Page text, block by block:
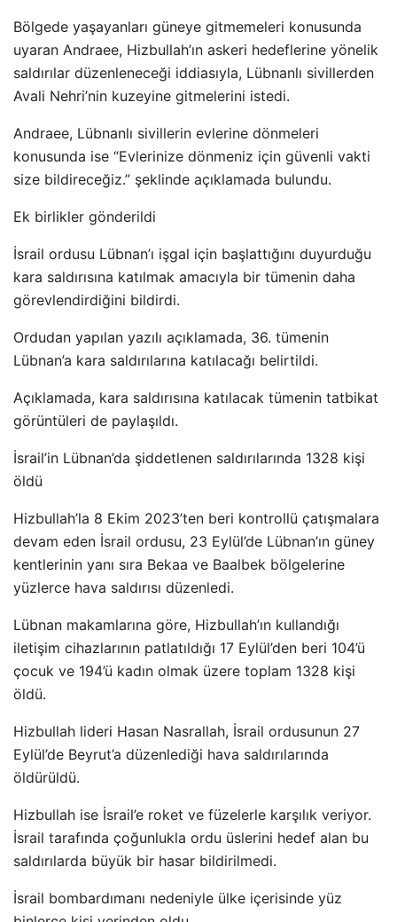
Bölgede yaşayanları güneye gitmemeleri konusunda
uyaran Andraee, Hizbullah’ın askeri hedeflerine yönelik
saldırılar düzenleneceği iddiasıyla, Lübnanlı sivillerden
Avali Nehri’nin kuzeyine gitmelerini istedi.
Andraee, Lübnanlı sivillerin evlerine dönmeleri
konusunda ise “Evlerinize dönmeniz için güvenli vakti
size bildireceğiz.” şeklinde açıklamada bulundu.
Ek birlikler gönderildi
İsrail ordusu Lübnan’ı işgal için başlattığını duyurduğu
kara saldırısına katılmak amacıyla bir tümenin daha
görevlendirdiğini bildirdi.
Ordudan yapılan yazılı açıklamada, 36. tümenin
Lübnan’a kara saldırılarına katılacağı belirtildi.
Açıklamada, kara saldırısına katılacak tümenin tatbikat
görüntüleri de paylaşıldı.
İsrail’in Lübnan’da şiddetlenen saldırılarında 1328 kişi
öldü
Hizbullah’la 8 Ekim 2023’ten beri kontrollü çatışmalara
devam eden İsrail ordusu, 23 Eylül’de Lübnan’ın güney
kentlerinin yanı sıra Bekaa ve Baalbek bölgelerine
yüzlerce hava saldırısı düzenledi.
Lübnan makamlarına göre, Hizbullah’ın kullandığı
iletişim cihazlarının patlatıldığı 17 Eylül’den beri 104’ü
çocuk ve 194’ü kadın olmak üzere toplam 1328 kişi
öldü.
Hizbullah lideri Hasan Nasrallah, İsrail ordusunun 27
Eylül’de Beyrut’a düzenlediği hava saldırılarında
öldürüldü.
Hizbullah ise İsrail’e roket ve füzelerle karşılık veriyor.
İsrail tarafında çoğunlukla ordu üslerini hedef alan bu
saldırılarda büyük bir hasar bildirilmedi.
İsrail bombardımanı nedeniyle ülke içerisinde yüz